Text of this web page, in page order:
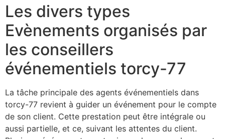
Les divers types
Evènements organisés par
les conseillers
événementiels torcy-77
La tâche principale des agents événementiels dans
torcy-77 revient à guider un événement pour le compte
de son client. Cette prestation peut être intégrale ou
aussi partielle, et ce, suivant les attentes du client.